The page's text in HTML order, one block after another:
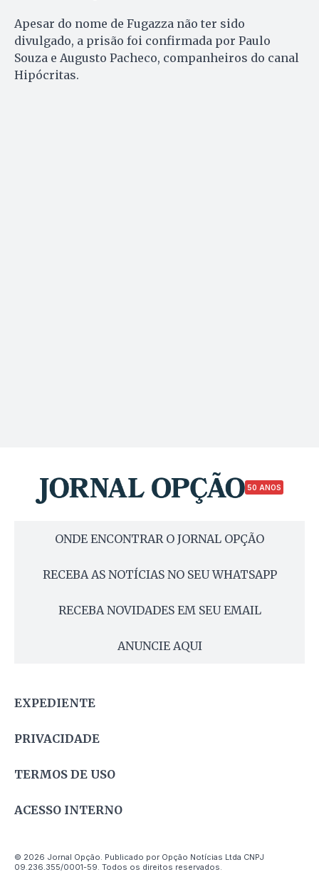
Apesar do nome de Fugazza não ter sido
divulgado, a prisão foi confirmada por Paulo
Souza e Augusto Pacheco, companheiros do canal
Hipócritas.
50 ANOS
ONDE ENCONTRAR O JORNAL OPÇÃO
RECEBA AS NOTÍCIAS NO SEU WHATSAPP
RECEBA NOVIDADES EM SEU EMAIL
ANUNCIE AQUI
EXPEDIENTE
PRIVACIDADE
TERMOS DE USO
ACESSO INTERNO
© 2026 Jornal Opção. Publicado por Opção Notícias Ltda CNPJ
09.236.355/0001-59. Todos os direitos reservados.